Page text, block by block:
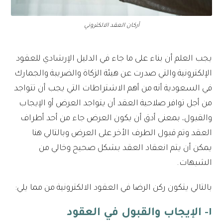
أركان العقد الالكتروني
يجب العلم أن بناء على ما جاء في الدليل الإرشادي للعقود
الإلكترونية والتي صدرت عن هيئة الزكاة والضريبة والجمارك
في السعودية أنه من أهم الاشتراطات التي يجب أن تتواجد
من أجل توافر صلاحية العقد أن يتواجد العرض أو الإيجاب
والقبول، بمعنى أدق أن يكون العرض جاء من أحد أطراف
العقد وتم قبول الطرف الأخر على العرض وبالتالي هنا
يمكن أن يتم انعقاد العقد بشكل صحيح وخالي من
الشبهات.
بالتالي يتكون ركن الرضا في العقود الالكترونية من مما يلي:
١- الإيجاب والقبول في العقود